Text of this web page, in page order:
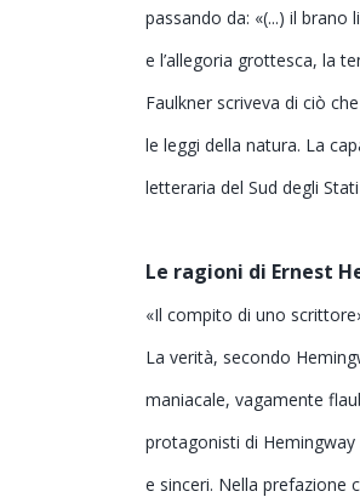
passando da: «(...) il
e l’allegoria grottesca, la
Faulkner scriveva di ciò
le leggi della natura. La
letteraria del Sud degli
Le ragioni di Ernest
«Il compito di uno
La verità, secondo
maniacale, vagamente
protagonisti di
e sinceri. Nella prefazione